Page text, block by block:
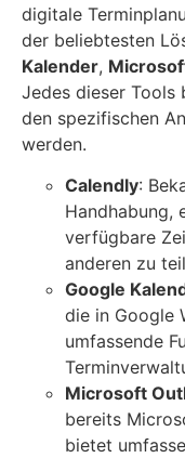
digitale
der beliebtesten
Kalender,
Jedes dieser Tools
den spezifischen
werden.
Calendly:
Handhabung,
verfügbare
anderen zu
Google
die in Google
umfassende
Microsoft
bereits
bietet